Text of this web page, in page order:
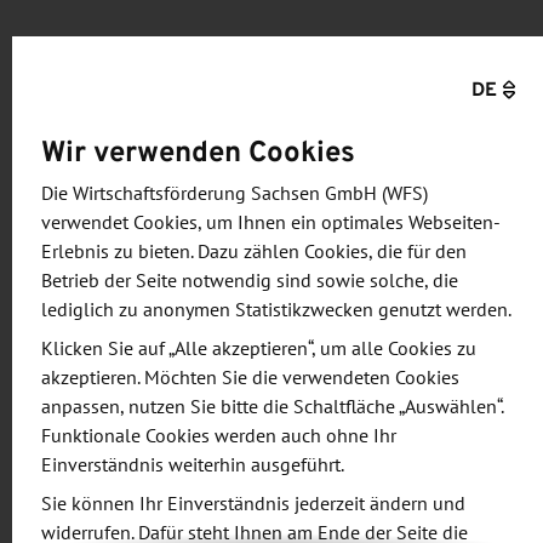
Agenda
Termine mit folgenden Partnern:
Beauftragte der Wirtschaftsförderung
Sachsen für Polen, Tschechien, Ungarn,
Slowakei, Großbritannien, Zentralasien /
Ukraine
Auslandsexperten des Bundes (Germany
Trade & Invest) für Kanada, Österreich und
Schweiz
Experten der Sächsischen Aufbaubank
Experten von der Bafa bzw. dem Helpdesk
DE
Wir verwenden Cookies
Die Wirtschaftsförderung Sachsen GmbH (WFS)
verwendet Cookies, um Ihnen ein optimales Webseiten-
Erlebnis zu bieten. Dazu zählen Cookies, die für den
Betrieb der Seite notwendig sind sowie solche, die
lediglich zu anonymen Statistikzwecken genutzt werden.
Klicken Sie auf „Alle akzeptieren“, um alle Cookies zu
akzeptieren. Möchten Sie die verwendeten Cookies
anpassen, nutzen Sie bitte die Schaltfläche „Auswählen“.
Funktionale Cookies werden auch ohne Ihr
Einverständnis weiterhin ausgeführt.
Sie können Ihr Einverständnis jederzeit ändern und
widerrufen. Dafür steht Ihnen am Ende der Seite die